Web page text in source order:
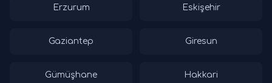
Erzurum Eskişehir
Gaziantep Giresun
Gümüşhane Hakkari